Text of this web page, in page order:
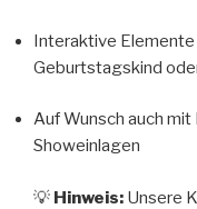
Interaktive Elemente
Geburtstagskind
Auf Wunsch auch
Showeinlagen
💡 Hinweis: Unsere